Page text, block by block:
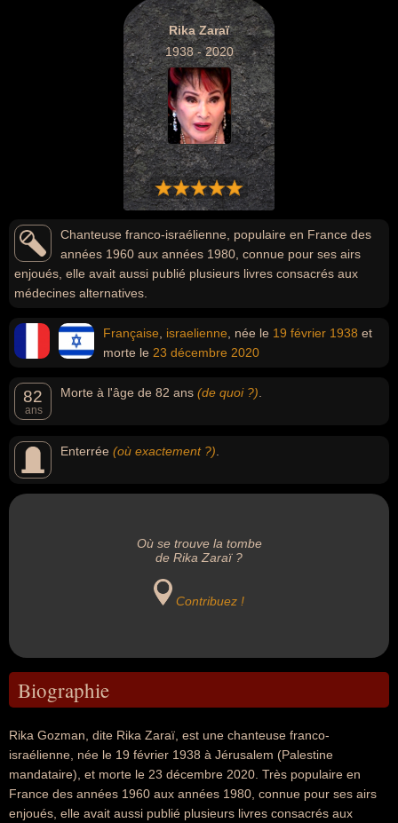
Rika Zaraï
1938 - 2020
Chanteuse franco-israélienne, populaire en France des
années 1960 aux années 1980, connue pour ses airs
enjoués, elle avait aussi publié plusieurs livres consacrés aux
médecines alternatives.
Française israelienne , née le 19 février 1938 et
morte le 23 décembre 2020
82
ans
Morte à l'âge de 82 ans (de quoi ?)
Enterrée (où exactement ?)
Où se trouve la tombe
de Rika Zaraï ?
Contribuez !
Biographie
Rika Gozman, dite Rika Zaraï, est une chanteuse franco-
israélienne, née le 19 février 1938 à Jérusalem (Palestine
mandataire), et morte le 23 décembre 2020. Très populaire en
France des années 1960 aux années 1980, connue pour ses airs
enjoués, elle avait aussi publié plusieurs livres consacrés aux